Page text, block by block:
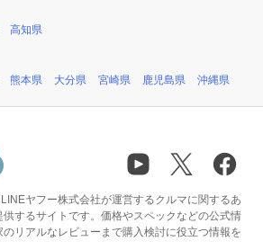
高知県
熊本県 大分県 宮崎県 鹿児島県 沖縄県
ヤフー株式会社が運営するクルマに関するあ
するサイトです。価格やスペックなどの公式情
リアルなレビューまで購入検討に役立つ情報を